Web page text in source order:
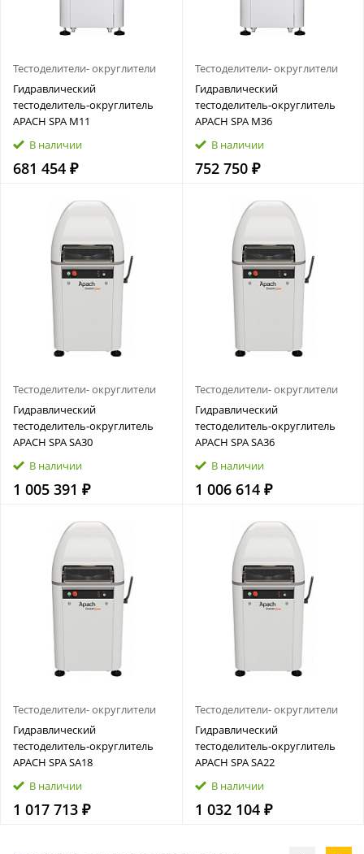
Тестоделители- округлители
Гидравлический
тестоделитель‑округлитель
APACH SPA M11
В наличии
681 454 ₽
Тестоделители- округлители
Гидравлический
тестоделитель‑округлитель
APACH SPA M36
В наличии
752 750 ₽
Тестоделители- округлители
Гидравлический
тестоделитель‑округлитель
APACH SPA SA30
В наличии
1 005 391 ₽
Тестоделители- округлители
Гидравлический
тестоделитель‑округлитель
APACH SPA SA36
В наличии
1 006 614 ₽
Тестоделители- округлители
Гидравлический
тестоделитель‑округлитель
APACH SPA SA18
В наличии
1 017 713 ₽
Тестоделители- округлители
Гидравлический
тестоделитель‑округлитель
APACH SPA SA22
В наличии
1 032 104 ₽